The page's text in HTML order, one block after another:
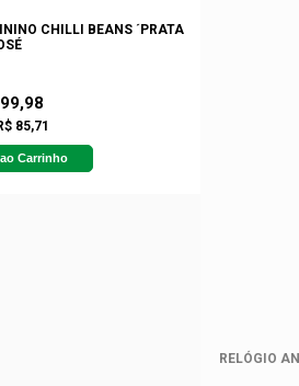
CHILLI BEANS ´PRATA
85,71
Carrinho
RELÓGIO